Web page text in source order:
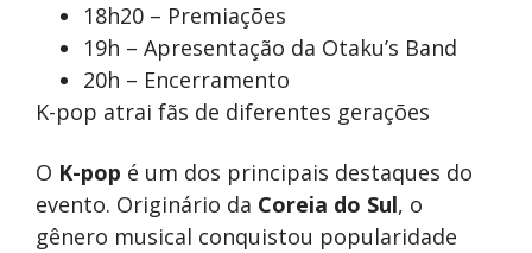
18h20 – Premiações
19h – Apresentação da Otaku’s Band
20h – Encerramento
K-pop atrai fãs de diferentes gerações
O K-pop é um dos principais destaques do
evento. Originário da Coreia do Sul, o
gênero musical conquistou popularidade